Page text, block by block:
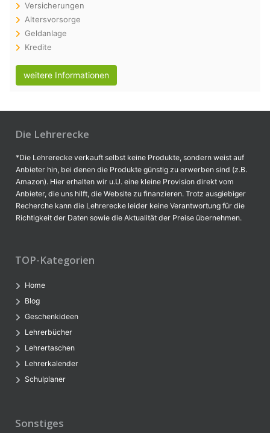
Versicherungen
Altersvorsorge
Geldanlage
Kredite
weitere Informationen
Die Lehrerecke
*Die Lehrerecke verkauft selbst keine Produkte, sondern weist auf
Anbieter hin, bei denen die Produkte günstig zu erwerben sind (z.B.
Amazon). Hier erhalten wir u.U. eine kleine Provision direkt vom
Anbieter, die uns hilft, die Website zu finanzieren. Trotz ausgiebiger
Recherche kann die Lehrerecke leider keine Verantwortung für die
Richtigkeit der Daten sowie die Aktualität der Preise übernehmen.
TOP-Kategorien
Home
Blog
Geschenkideen
Lehrerbücher
Lehrertaschen
Lehrerkalender
Schulplaner
Sonstiges